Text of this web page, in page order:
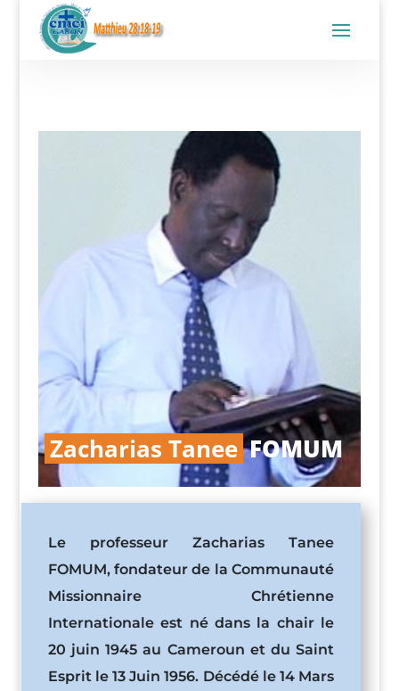
Zacharias Tanee FOMUM
Le professeur Zacharias Tanee
FOMUM, fondateur de la Communauté
Missionnaire Chrétienne
Internationale est né dans la chair le
20 juin 1945 au Cameroun et du Saint
Esprit le 13 Juin 1956. Décédé le 14 Mars